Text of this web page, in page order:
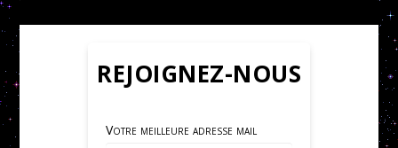
REJOIGNEZ-NOUS
Votre meilleure adresse mail